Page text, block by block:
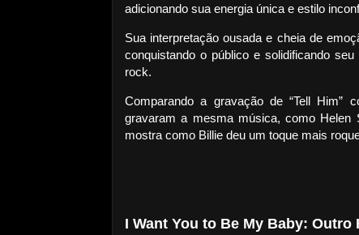
adicionando sua energia única e estilo
Sua interpretação ousada e cheia de
conquistando o público e solidificando
rock.
Comparando a gravação de “Tell Him”
gravaram a mesma música, como Helen
mostra como Billie deu um toque mais
I Want You to Be My Baby: Outro